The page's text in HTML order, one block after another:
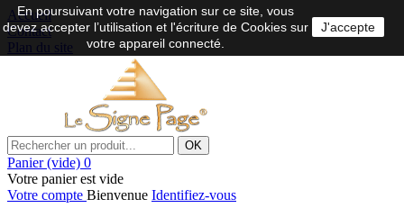
Accueil
Contact
Plan du site
OK
Panier (vide) 0
Votre panier est vide
Votre compte Bienvenue Identifiez-vous
En poursuivant votre navigation sur ce site, vous
devez accepter l’utilisation et l'écriture de Cookies sur
votre appareil connecté.
J'accepte